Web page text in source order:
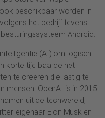
beschikbaar worden in
het bedrijf tevens
Android.
(AI) om logisch
korte tijd baarde het
te creëren die lastig te
mensen. OpenAI is in 2015
uit de techwereld,
eigenaar Elon Musk en